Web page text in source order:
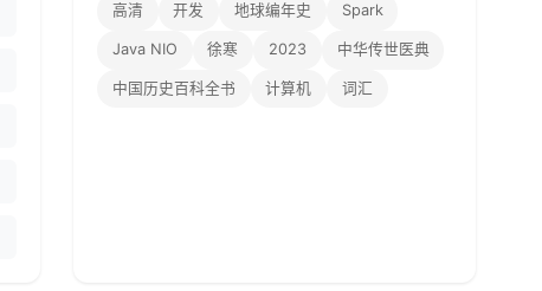
高清 开发 地球编年史 Spark
Java NIO 徐寒 2023 中华传世医典
中国历史百科全书 计算机 词汇